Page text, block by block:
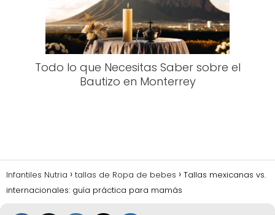
Todo lo que Necesitas Saber sobre el
Bautizo en Monterrey
Infantiles Nutria tallas de Ropa de bebes
Tallas mexicanas vs.
internacionales: guía práctica para mamás